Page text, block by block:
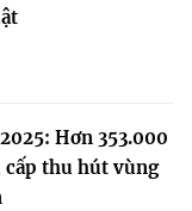
Hơn 353.000
thu hút vùng